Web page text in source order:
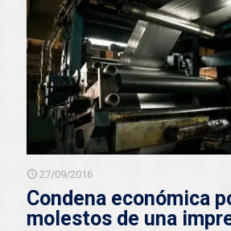
27/09/2016
Condena económica
molestos de una